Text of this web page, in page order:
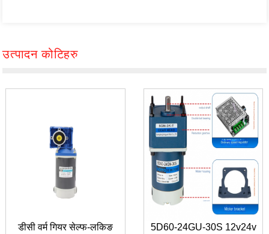
उत्पादन कोटिहरु
डीसी वर्म गियर सेल्फ-लकिङ
5D60-24GU-30S 12v24v